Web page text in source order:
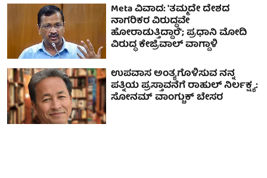
Meta ವಿವಾದ: 'ತಮ್ಮದೇ ದೇಶದ
ನಾಗರಿಕರ ವಿರುದ್ಧವೇ
ಹೋರಾಡುತ್ತಿದ್ದಾರೆ'; ಪ್ರಧಾನಿ ಮೋದಿ
ವಿರುದ್ಧ ಕೇಜ್ರಿವಾಲ್‌ ವಾಗ್ದಾಳಿ
ಉಪವಾಸ ಅಂತ್ಯಗೊಳಿಸುವ ನನ್ನ
ಪತ್ನಿಯ ಪ್ರಸ್ತಾವನೆಗೆ ರಾಹುಲ್ ನಿರ್ಲಕ್ಷ್ಯ:
ಸೋನಮ್ ವಾಂಗ್ಚುಕ್ ಬೇಸರ